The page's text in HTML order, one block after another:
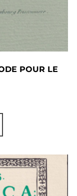
POUR LE